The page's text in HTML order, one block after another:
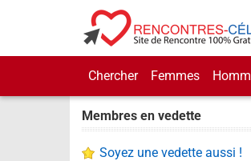
Chercher Femmes
Membres en vedette
Soyez une vedette aussi !